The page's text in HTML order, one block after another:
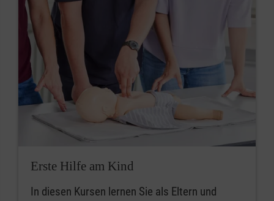
Erste Hilfe am Kind
In diesen Kursen lernen Sie als Eltern und